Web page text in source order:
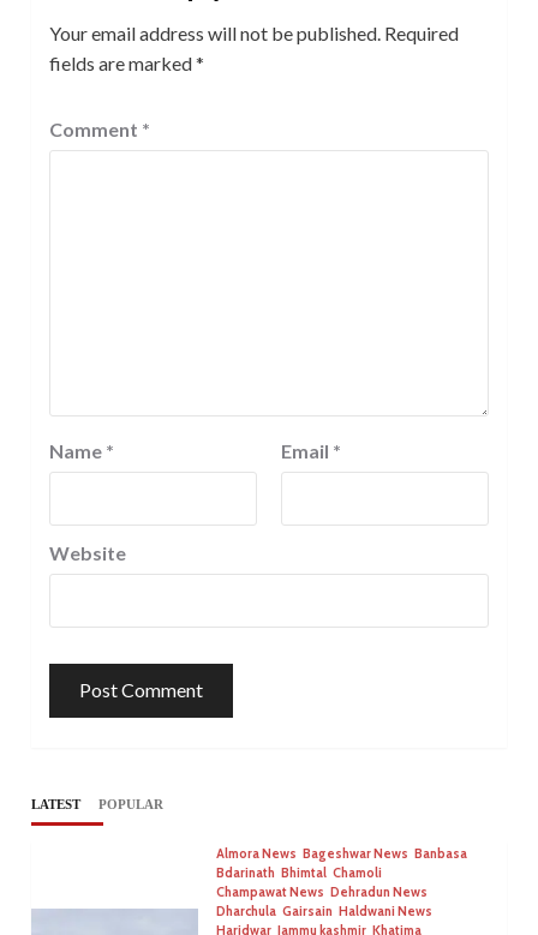
Your email address will not be published. Required
fields are marked*
Comment *
Name * Email *
Website
LATEST POPULAR
Almora News Bageshwar News Banbasa
Bdarinath Bhimtal Chamoli
Champawat News Dehradun News
Dharchula Gairsain Haldwani News
Haridwar Jammu kashmir Khatima